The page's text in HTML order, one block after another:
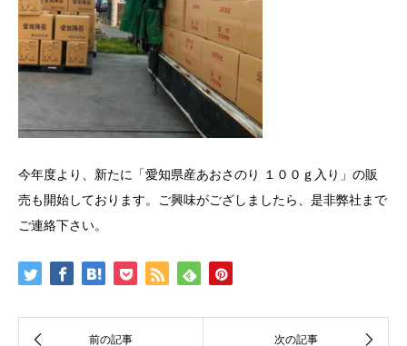
今年度より、新たに「愛知県産あおさのり １００ｇ入り」の販
売も開始しております。ご興味がござしましたら、是非弊社まで
ご連絡下さい。